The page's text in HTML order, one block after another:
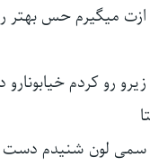
ازت میگیرم حس بهتر
رو کردم
سمی لون شنیدم دست